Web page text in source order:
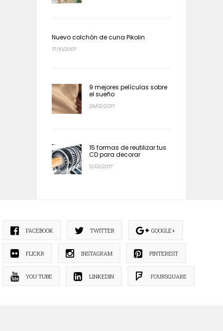
Nuevo colchón de cuna Pikolin
17/10/2007
9 mejores películas sobre
el sueño
28/02/2017
15 formas de reutilizar tus
CD para decorar
12/01/2017
FACEBOOK TWITTER GOOGLE+
FLICKR INSTAGRAM PINTEREST
YOU TUBE LINKEDIN FOURSQUARE